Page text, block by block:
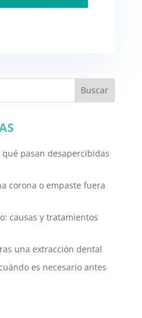
Buscar
pasan desapercibidas
corona o empaste fuera
causas y tratamientos
una extracción dental
es necesario antes